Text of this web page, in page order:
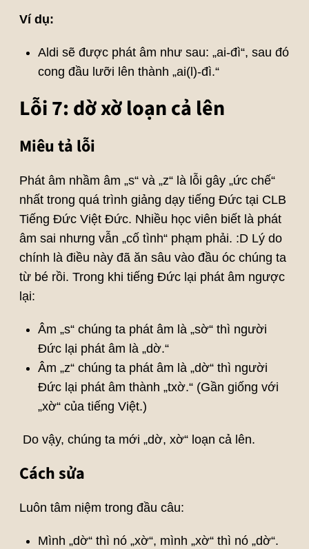
Ví dụ:
Aldi sẽ được phát âm như sau: „ai-đì“, sau đó
cong đầu lưỡi lên thành „ai(l)-đì.“
Lỗi 7: dờ xờ loạn cả lên
Miêu tả lỗi
Phát âm nhầm âm „s“ và „z“ là lỗi gây „ức chế“
nhất trong quá trình giảng dạy tiếng Đức tại CLB
Tiếng Đức Việt Đức. Nhiều học viên biết là phát
âm sai nhưng vẫn „cố tình“ phạm phải. :D Lý do
chính là điều này đã ăn sâu vào đầu óc chúng ta
từ bé rồi. Trong khi tiếng Đức lại phát âm ngược
lại:
Âm „s“ chúng ta phát âm là „sờ“ thì người
Đức lại phát âm là „dờ.“
Âm „z“ chúng ta phát âm là „dờ“ thì người
Đức lại phát âm thành „txờ.“ (Gần giống với
„xờ“ của tiếng Việt.)
Do vậy, chúng ta mới „dờ, xờ“ loạn cả lên.
Cách sửa
Luôn tâm niệm trong đầu câu:
Mình „dờ“ thì nó „xờ“, mình „xờ“ thì nó „dờ“.